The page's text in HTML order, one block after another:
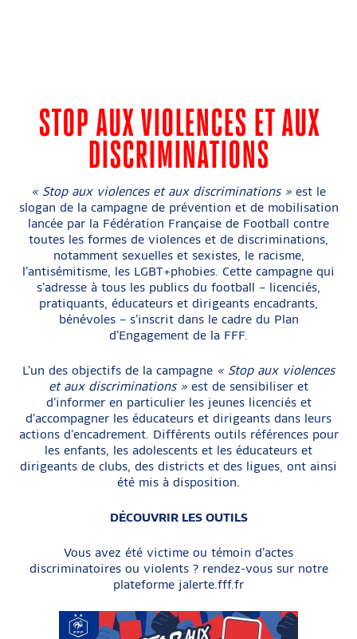
STOP AUX VIOLENCES ET AUX
DISCRIMINATIONS
« Stop aux violences et aux discriminations » est le
slogan de la campagne de prévention et de mobilisation
lancée par la Fédération Française de Football contre
toutes les formes de violences et de discriminations,
notamment sexuelles et sexistes, le racisme,
l’antisémitisme, les LGBT+phobies. Cette campagne qui
s’adresse à tous les publics du football – licenciés,
pratiquants, éducateurs et dirigeants encadrants,
bénévoles – s’inscrit dans le cadre du Plan
d’Engagement de la FFF.
L’un des objectifs de la campagne « Stop aux violences
et aux discriminations » est de sensibiliser et
d’informer en particulier les jeunes licenciés et
d’accompagner les éducateurs et dirigeants dans leurs
actions d’encadrement. Différents outils références pour
les enfants, les adolescents et les éducateurs et
dirigeants de clubs, des districts et des ligues, ont ainsi
été mis à disposition.
DÉCOUVRIR LES OUTILS
Vous avez été victime ou témoin d’actes
discriminatoires ou violents ? rendez-vous sur notre
plateforme jalerte.fff.fr